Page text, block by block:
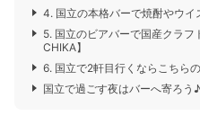
4. 国立の本格バーで焼酎やウイ
5. 国立のビアバーで国産クラ
CHIKA】
6. 国立で2軒目行くならこちら
国立で過ごす夜はバーへ寄ろう♪